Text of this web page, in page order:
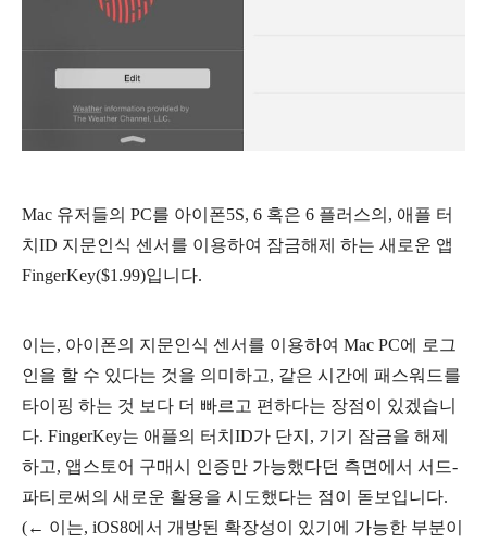
Mac 유저들의 PC를 아이폰5S, 6 혹은 6 플러스의, 애플 터
치ID 지문인식 센서를 이용하여 잠금해제 하는 새로운 앱
FingerKey($1.99)입니다.
이는, 아이폰의 지문인식 센서를 이용하여 Mac PC에 로그
인을 할 수 있다는 것을 의미하고, 같은 시간에 패스워드를
타이핑 하는 것 보다 더 빠르고 편하다는 장점이 있겠습니
다. FingerKey는 애플의 터치ID가 단지, 기기 잠금을 해제
하고, 앱스토어 구매시 인증만 가능했다던 측면에서 서드-
파티로써의 새로운 활용을 시도했다는 점이 돋보입니다.
(← 이는, iOS8에서 개방된 확장성이 있기에 가능한 부분이